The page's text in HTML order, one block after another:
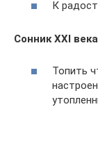
К
Сонник XXI века
Топить